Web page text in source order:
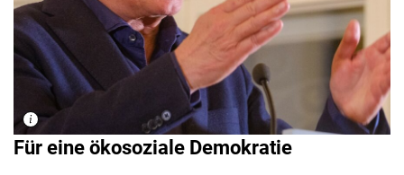
Für eine ökosoziale Demokratie